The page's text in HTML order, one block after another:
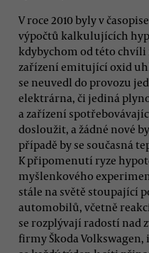
V roce 2010 byly v
výpočtů kalkulujících
kdybychom od této chvíli
zařízení emitující oxid
se neuvedl do provozu
elektrárna, či jediná
a zařízení
dosloužit, a žádné nové
případě by se současná
K připomenutí ryze
myšlenkového
stále na světě stoupající
automobilů, včetně
se rozplývají radostí nad
firmy Škoda Volkswagen,